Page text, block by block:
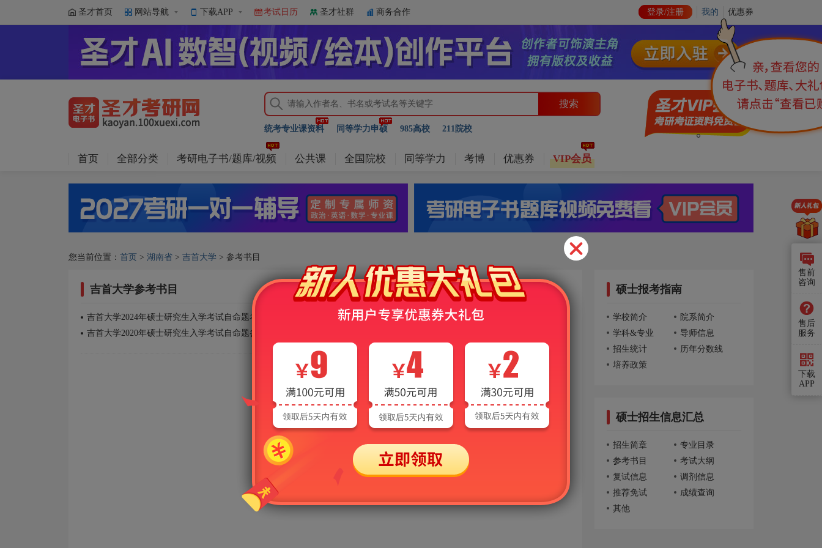
圣才首页 网站导航 下载APP 考试日历 圣才社群 商务合作 登录/注册 我的 优惠券
搜索
统考专业课资料 同等学力申硕 985高校 211院校
首页 全部分类 考研电子书/题库/视频 公共课 全国院校 同等学力 考博 优惠券 VIP会员
您当前位置： 首页 > 湖南省 > 吉首大学 > 参考书目
吉首大学参考书目
吉首大学2024年硕士研究生入学考试自命题考试大纲（含参考书目）
2023-11-07 [浏览1042次]
吉首大学2020年硕士研究生入学考试自命题参考书目
硕士报考指南
学校简介
院系简介
学科&专业
导师信息
招生统计
历年分数线
培养政策
硕士招生信息汇总
招生简章
专业目录
参考书目
考试大纲
复试信息
调剂信息
推荐免试
成绩查询
其他
售前
咨询
售后
服务
下载
APP